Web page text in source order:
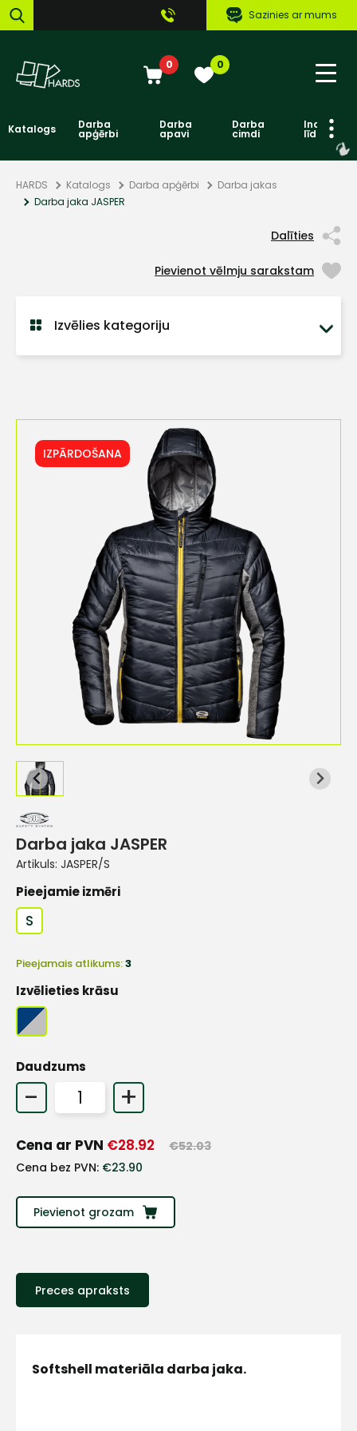
Sazinies ar mums
0 0
Katalogs Darba
apģērbi
Darba
apavi
Darba
cimdi līdzekļi
HARDS Katalogs Darba apģērbi
Darba jakas
Darba jaka JASPER
Dalīties
Pievienot vēlmju sarakstam
Izvēlies kategoriju
IZPĀRDOŠANA
Darba jaka JASPER
Artikuls: JASPER/S
Pieejamie izmēri
S
Pieejamais atlikums:3
Izvēlieties krāsu
Daudzums
- +
Cena ar PVN €28.92 €52.03
Cena bez PVN: €23.90
Pievienot grozam
Preces apraksts
Softshell materiāla darba jaka.
Sazinies
+